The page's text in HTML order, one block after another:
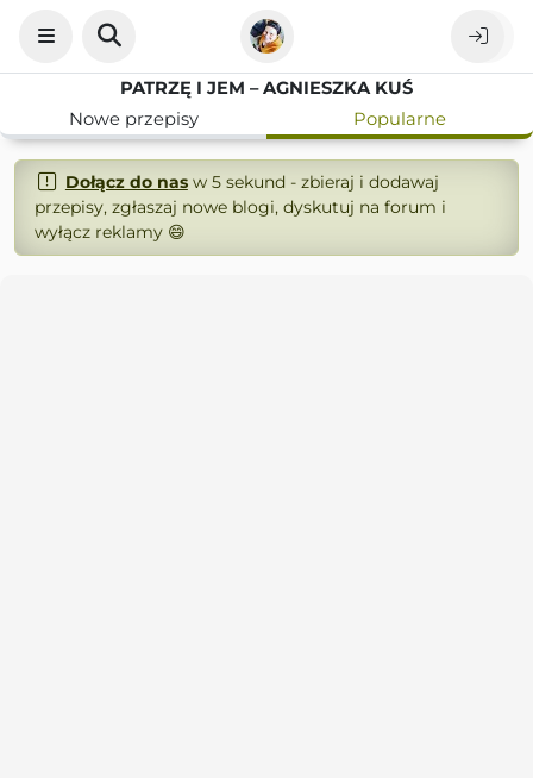
PATRZĘ I JEM – AGNIESZKA KUŚ
Nowe przepisy
Popularne
Dołącz do nasw 5 sekund - zbieraj i dodawaj
przepisy, zgłaszaj nowe blogi, dyskutuj na forum i
wyłącz reklamy 😄